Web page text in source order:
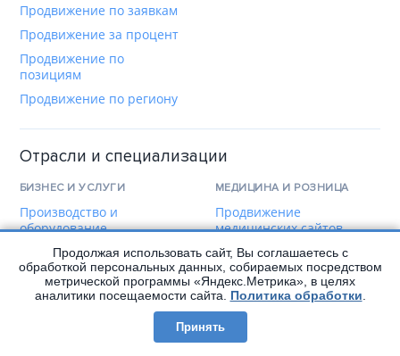
Продвижение по заявкам
Продвижение за процент
Продвижение по
позициям
Продвижение по региону
Отрасли и специализации
БИЗНЕС И УСЛУГИ
Производство и
оборудование
Строительство и ремонт
Продвижение
юридических услуг
МЕДИЦИНА И РОЗНИЦА
Продвижение
медицинских сайтов
Продвижение
стоматологии
Магазины шин и дисков
Продвижение
автосервиса
Продолжая использовать сайт, Вы соглашаетесь с
обработкой персональных данных, собираемых посредством
метрической программы «Яндекс.Метрика», в целях
аналитики посещаемости сайта. Политика обработки
Принять